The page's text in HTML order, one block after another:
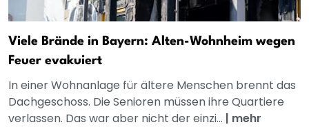
Viele Brände in Bayern: Alten-Wohnheim wegen
Feuer evakuiert
In einer Wohnanlage für ältere Menschen brennt das
Dachgeschoss. Die Senioren müssen ihre Quartiere
verlassen. Das war aber nicht der einzi... | mehr